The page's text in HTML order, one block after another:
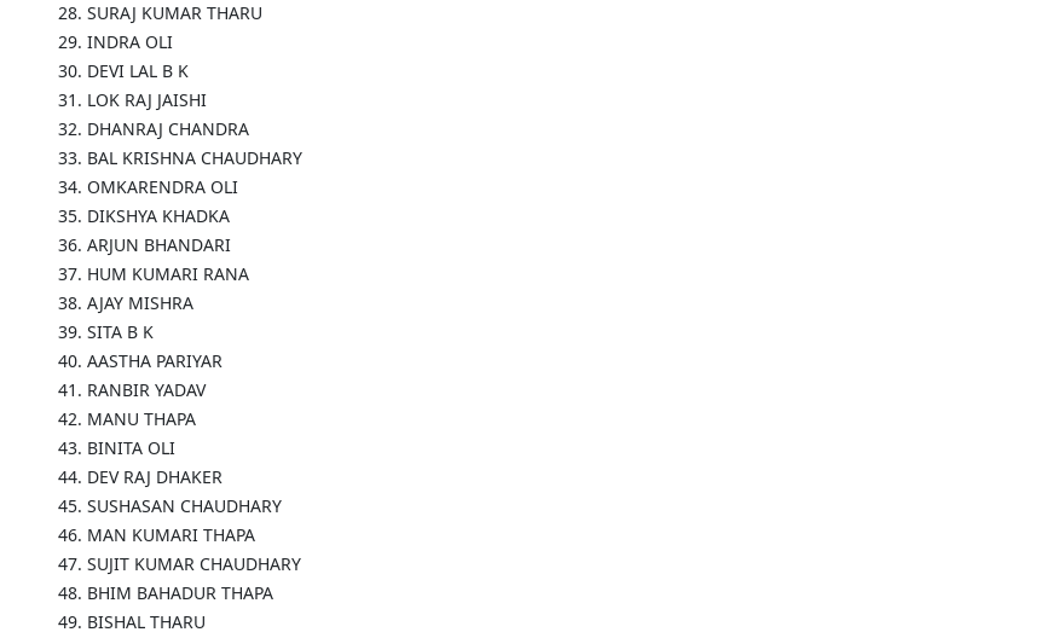
28. SURAJ KUMAR THARU
29. INDRA OLI
30. DEVI LAL B K
31. LOK RAJ JAISHI
32. DHANRAJ CHANDRA
33. BAL KRISHNA CHAUDHARY
34. OMKARENDRA OLI
35. DIKSHYA KHADKA
36. ARJUN BHANDARI
37. HUM KUMARI RANA
38. AJAY MISHRA
39. SITA B K
40. AASTHA PARIYAR
41. RANBIR YADAV
42. MANU THAPA
43. BINITA OLI
44. DEV RAJ DHAKER
45. SUSHASAN CHAUDHARY
46. MAN KUMARI THAPA
47. SUJIT KUMAR CHAUDHARY
48. BHIM BAHADUR THAPA
49. BISHAL THARU